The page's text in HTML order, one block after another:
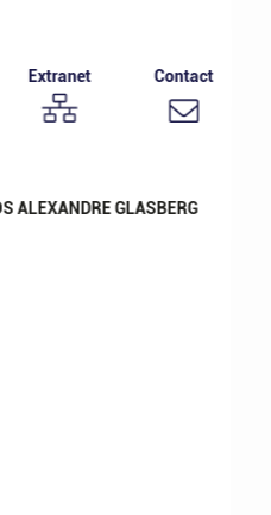
Extranet Contact
ALEXANDRE GLASBERG